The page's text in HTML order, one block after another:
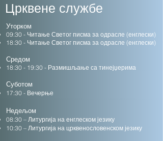
Црквене службе
Уторком
09:30 - Читање Светог писма за одрасле (енглески)
18:30 - Читање Светог писма за одрасле (енглески)
Средом
18:30 - 19:30 - Размишљање са тинејџерима
Суботом
17:30 - Вечерње
Недељом
08:30 – Литургија на енглеском језику
10:30 – Литургија на црквенословенском језику